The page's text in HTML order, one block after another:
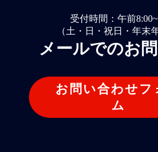
受付時間：午前
（土・日・祝日・年末
メールでのお
お問い合わせフ
ム